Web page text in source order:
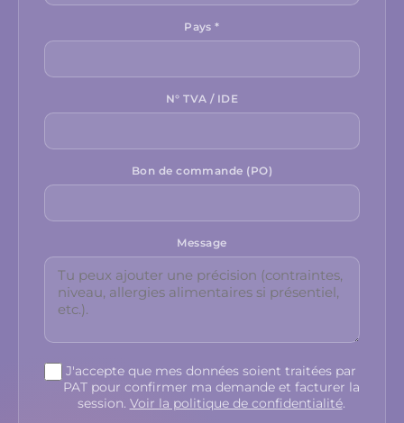
Pays *
N° TVA / IDE
Bon de commande (PO)
Message
J'accepte que mes données soient traitées par
PAT pour confirmer ma demande et facturer la
session. Voir la politique de confidentialité.